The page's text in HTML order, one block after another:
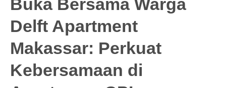
Buka Bersama Warga
Delft Apartment
Makassar: Perkuat
Kebersamaan di